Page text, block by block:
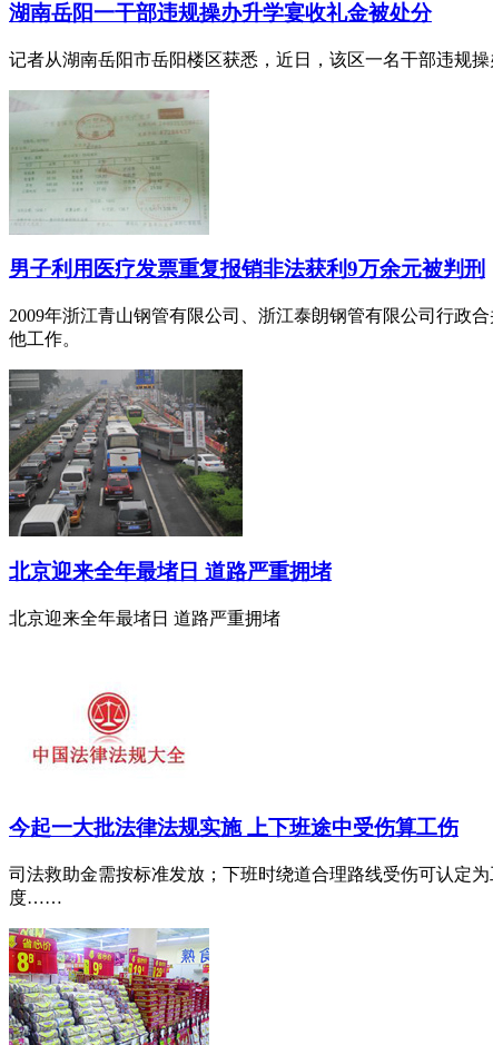
湖南岳阳一干部违规操办升学宴收礼金被处分
记者从湖南岳阳市岳阳楼区获悉，近日，该区一名干部违规
男子利用医疗发票重复报销非法获利9万余元被判刑
2009年浙江青山钢管有限公司、浙江泰朗钢管有限公司行政
他工作。
北京迎来全年最堵日 道路严重拥堵
北京迎来全年最堵日 道路严重拥堵
今起一大批法律法规实施 上下班途中受伤算工伤
司法救助金需按标准发放；下班时绕道合理路线受伤可认定
度……